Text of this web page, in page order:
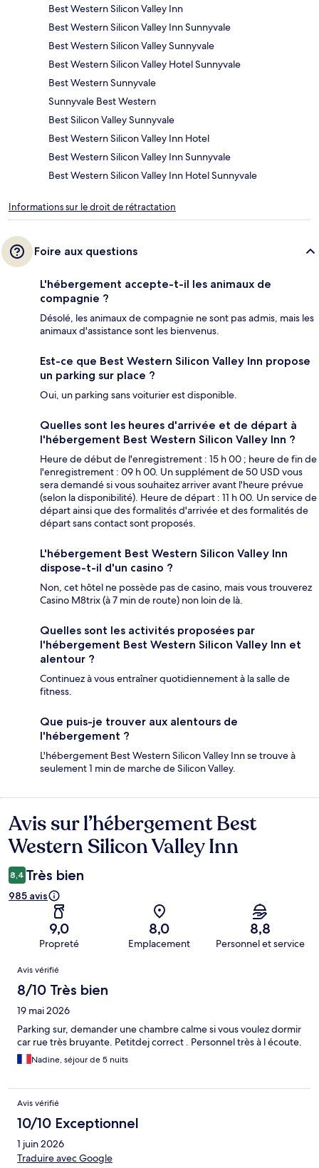
Best Western Silicon Valley Inn
Best Western Silicon Valley Inn Sunnyvale
Best Western Silicon Valley Sunnyvale
Best Western Silicon Valley Hotel Sunnyvale
Best Western Sunnyvale
Sunnyvale Best Western
Best Silicon Valley Sunnyvale
Best Western Silicon Valley Inn Hotel
Best Western Silicon Valley Inn Sunnyvale
Best Western Silicon Valley Inn Hotel Sunnyvale
Informations sur le droit de rétractation
Foire aux questions
L'hébergement accepte-t-il les animaux de
compagnie ?
Désolé, les animaux de compagnie ne sont pas admis, mais les
animaux d'assistance sont les bienvenus.
Est-ce que Best Western Silicon Valley Inn propose
un parking sur place ?
Oui, un parking sans voiturier est disponible.
Quelles sont les heures d'arrivée et de départ à
l'hébergement Best Western Silicon Valley Inn ?
Heure de début de l'enregistrement : 15 h 00 ; heure de fin de
l'enregistrement : 09 h 00. Un supplément de 50 USD vous
sera demandé si vous souhaitez arriver avant l'heure prévue
(selon la disponibilité). Heure de départ : 11 h 00. Un service de
départ ainsi que des formalités d'arrivée et des formalités de
départ sans contact sont proposés.
L'hébergement Best Western Silicon Valley Inn
dispose-t-il d'un casino ?
Non, cet hôtel ne possède pas de casino, mais vous trouverez
Casino M8trix (à 7 min de route) non loin de là.
Quelles sont les activités proposées par
l'hébergement Best Western Silicon Valley Inn et
alentour ?
Continuez à vous entraîner quotidiennement à la salle de
fitness.
Que puis-je trouver aux alentours de
l'hébergement ?
L'hébergement Best Western Silicon Valley Inn se trouve à
seulement 1 min de marche de Silicon Valley.
Avis
Avis sur l’hébergement Best
Western Silicon Valley Inn
8,4 Très bien
985 avis
9,0
Propreté
8,0
Emplacement
8,8
Personnel et service
Avis
Avis vérifié
8/10 Très bien
19 mai 2026
Parking sur, demander une chambre calme si vous voulez dormir
car rue très bruyante. Petitdej correct . Personnel très à l écoute.
Nadine, séjour de 5 nuits
Avis vérifié
10/10 Exceptionnel
1 juin 2026
Traduire avec Google